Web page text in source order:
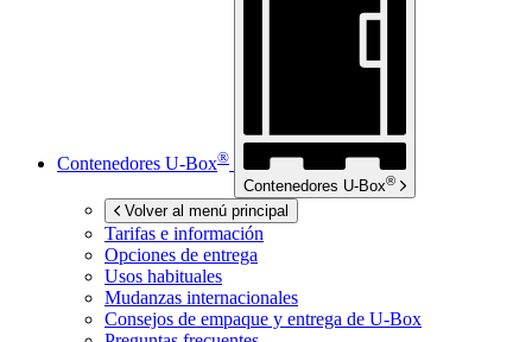
Contenedores U-Box®
Contenedores U-Box®
Volver al menú principal
Tarifas e información
Opciones de entrega
Usos habituales
Mudanzas internacionales
Consejos de empaque y entrega de U-Box